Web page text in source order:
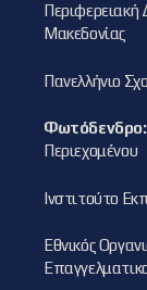
Περιφερειακή
Μακεδονίας
Πανελλήνιο
Φωτόδενδρο:
Περιεχομένου
Ινστιτούτο
Εθνικός